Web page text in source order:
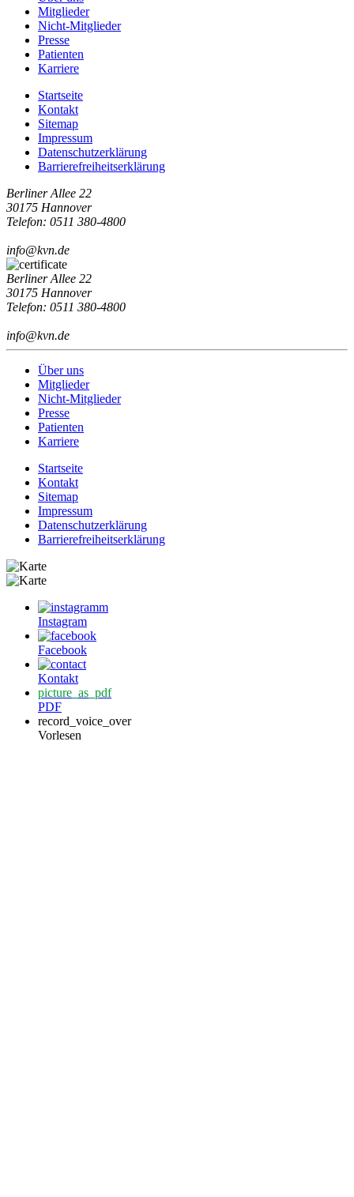
Mitglieder
Nicht-Mitglieder
Presse
Patienten
Karriere
Startseite
Kontakt
Sitemap
Impressum
Datenschutzerklärung
Barrierefreiheitserklärung
Berliner Allee 22
30175 Hannover
Telefon: 0511 380-4800
info@kvn.de
Berliner Allee 22
30175 Hannover
Telefon: 0511 380-4800
info@kvn.de
Über uns
Mitglieder
Nicht-Mitglieder
Presse
Patienten
Karriere
Startseite
Kontakt
Sitemap
Impressum
Datenschutzerklärung
Barrierefreiheitserklärung
Instagram
Facebook
Kontakt
picture_as_pdf
PDF
record_voice_over
Vorlesen